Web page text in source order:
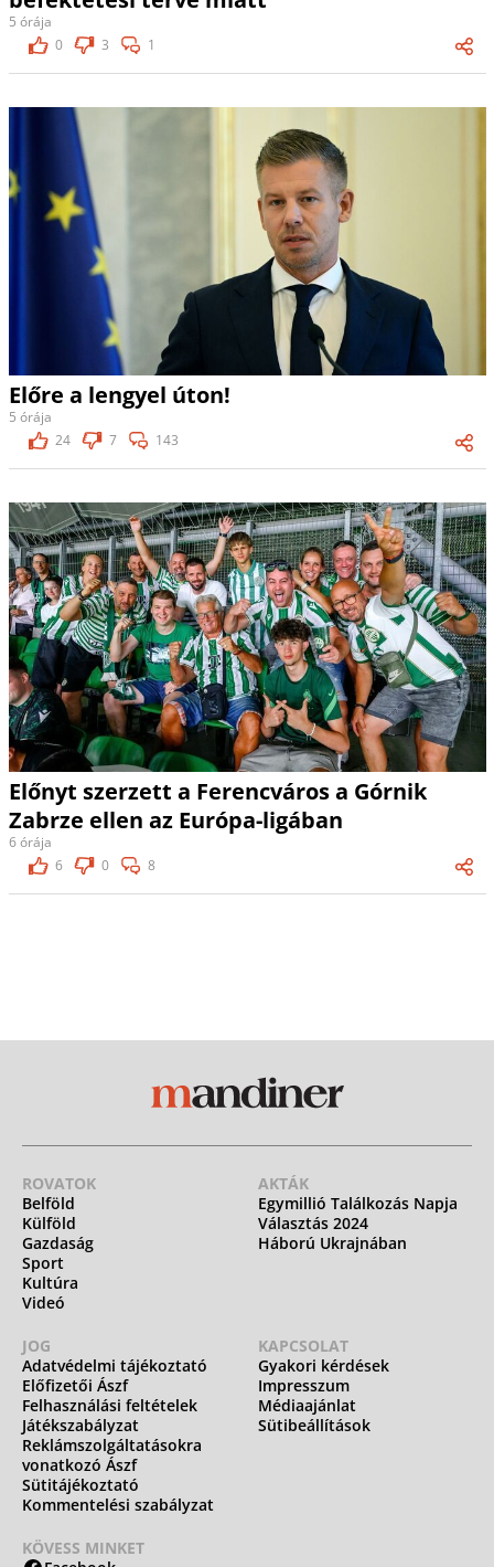
5 órája
0
3 1
Előre a lengyel úton!
5 órája
24
7 143
Előnyt szerzett a Ferencváros a Górnik
Zabrze ellen az Európa-ligában
6 órája
6
0 8
ROVATOK
Belföld
Külföld
Gazdaság
Sport
Kultúra
Videó
AKTÁK
Egymillió Találkozás Napja
Választás 2024
Háború Ukrajnában
JOG
Adatvédelmi tájékoztató
Előfizetői Ászf
Felhasználási feltételek
Játékszabályzat
Reklámszolgáltatásokra
vonatkozó Ászf
Sütitájékoztató
Kommentelési szabályzat
KAPCSOLAT
Gyakori kérdések
Impresszum
Médiaajánlat
Sütibeállítások
KÖVESS MINKET